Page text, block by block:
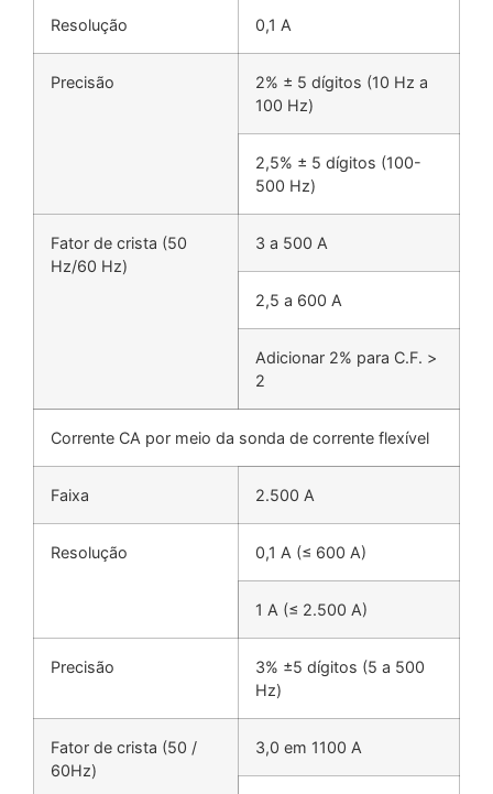
Resolução 0,1 A
Precisão
2% ± 5 dígitos (10 Hz a
100 Hz)
2,5% ± 5 dígitos (100-
500 Hz)
Fator de crista (50
Hz/60 Hz)
3 a 500 A
2,5 a 600 A
Adicionar 2% para C.F. >
2
Corrente CA por meio da sonda de corrente flexível
Faixa 2.500 A
Resolução 0,1 A (≤ 600 A)
1 A (≤ 2.500 A)
Precisão
3% ±5 dígitos (5 a 500
Hz)
Fator de crista (50 /
60Hz)
3,0 em 1100 A